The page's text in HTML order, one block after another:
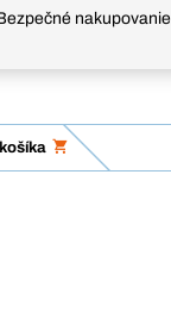
nakupovanie